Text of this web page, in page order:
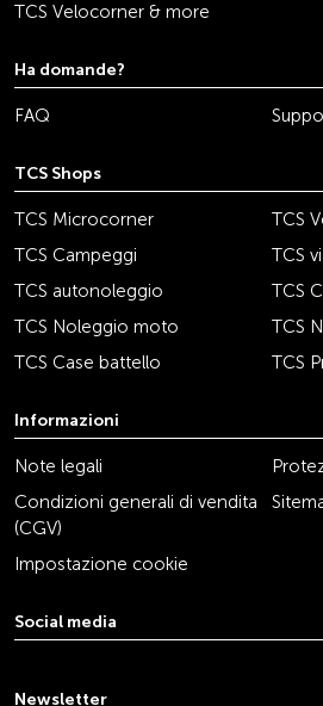
TCS Velocorner & more
Ha domande?
FAQ
TCS Shops
TCS Microcorner
TCS
TCS Campeggi
TCS
TCS autonoleggio
TCS
TCS Noleggio moto
TCS
TCS Case battello
TCS
Informazioni
Note legali
Condizioni generali di vendita
(CGV)
Impostazione cookie
Social media
Newsletter